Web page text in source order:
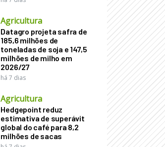
Agricultura
Datagro projeta safra de
185,6 milhões de
toneladas de soja e 147,5
milhões de milho em
2026/27
há 7 dias
Agricultura
Hedgepoint reduz
estimativa de superávit
global do café para 8,2
milhões de sacas